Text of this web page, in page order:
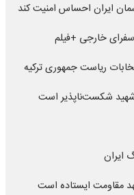
ایران احساس امنیت کند
خارجی +فیلم
ریاست جمهوری ترکیه
شهید شکست‌ناپذیر است
ایران
مقاومت ایستاده است